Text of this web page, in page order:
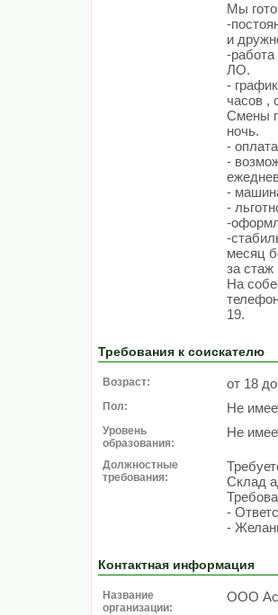
Мы
-
и
-
ЛО.
-
часов ,
Смены
ночь.
-
-
-
-
-
-
месяц
за стаж
На
19.
Требования к соискателю
Возраст: от 18
Пол: Не
Уровень
образования:
Не
Должностные
требования:
Склад
-
-
Контактная информация
Название
организации:
ООО